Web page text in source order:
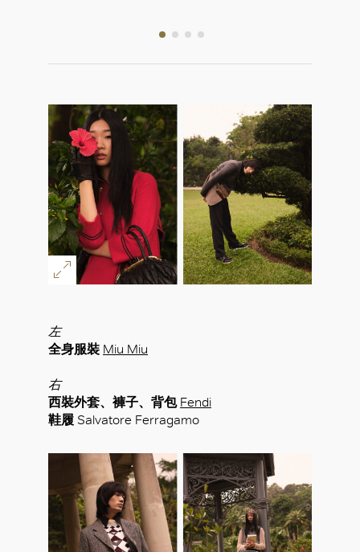
左
全身服裝 Miu Miu
右
西裝外套、褲子、背包 Fendi
鞋履 Salvatore Ferragamo